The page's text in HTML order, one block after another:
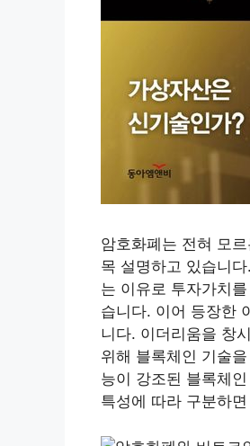
암호화폐는 전혀 모
목 설명하고 있습니
는 이유로 투자가치
습니다. 이어 등장한
니다. 이더리움을 창
위해 블록체인 기술
능이 강조된 블록체
특성에 따라 구분하